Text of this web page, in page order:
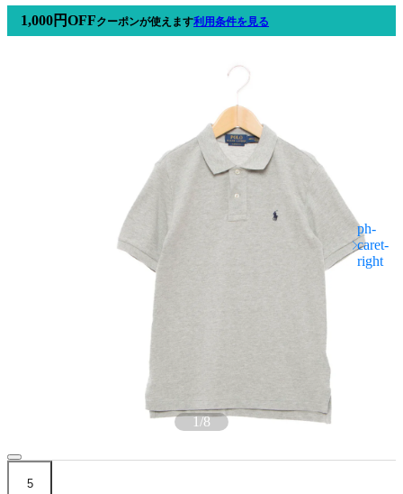
1,000円OFFクーポンが使えます利用条件を見る
1/8
5